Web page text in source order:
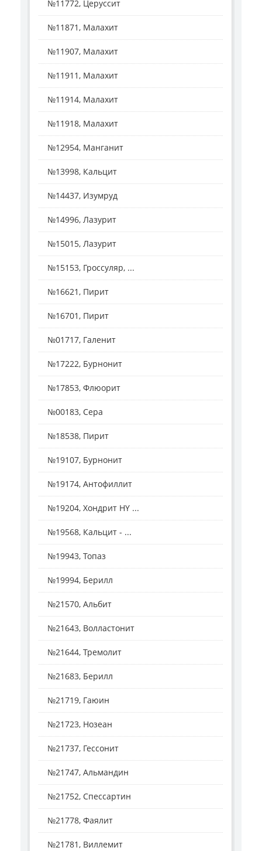
№11772, Церуссит
№11871, Малахит
№11907, Малахит
№11911, Малахит
№11914, Малахит
№11918, Малахит
№12954, Манганит
№13998, Кальцит
№14437, Изумруд
№14996, Лазурит
№15015, Лазурит
№15153, Гроссуляр, ...
№16621, Пирит
№16701, Пирит
№01717, Галенит
№17222, Бурнонит
№17853, Флюорит
№00183, Сера
№18538, Пирит
№19107, Бурнонит
№19174, Антофиллит
№19204, Хондрит HY ...
№19568, Кальцит - ...
№19943, Топаз
№19994, Берилл
№21570, Альбит
№21643, Волластонит
№21644, Тремолит
№21683, Берилл
№21719, Гаюин
№21723, Нозеан
№21737, Гессонит
№21747, Альмандин
№21752, Спессартин
№21778, Фаялит
№21781, Виллемит